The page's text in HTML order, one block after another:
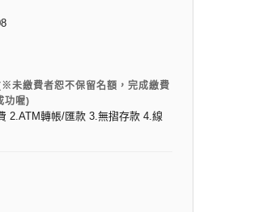
未繳費者恕不保留名額，完成繳費
功喔)
2.ATM轉帳/匯款 3.無摺存款 4.線